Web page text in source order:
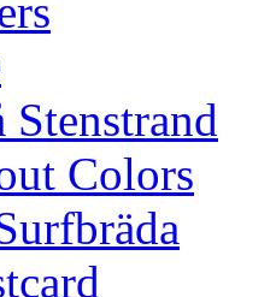
Stenstrand
Colors